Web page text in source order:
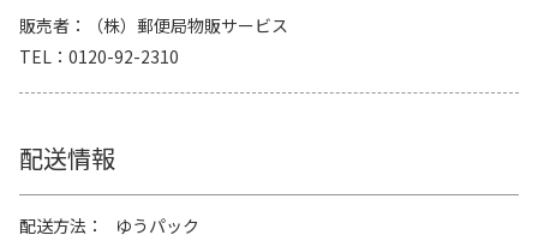
販売者
（株）郵便局物販サービス
TEL
0120-92-2310
配送情報
配送方法
ゆうパック